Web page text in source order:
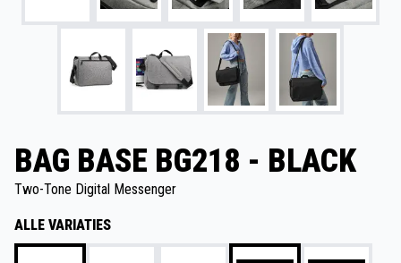
BAG BASE BG218 - BLACK
Two-Tone Digital Messenger
ALLE VARIATIES